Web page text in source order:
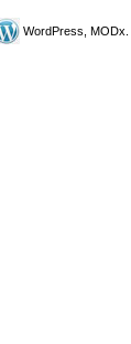
WordPress, MODx.